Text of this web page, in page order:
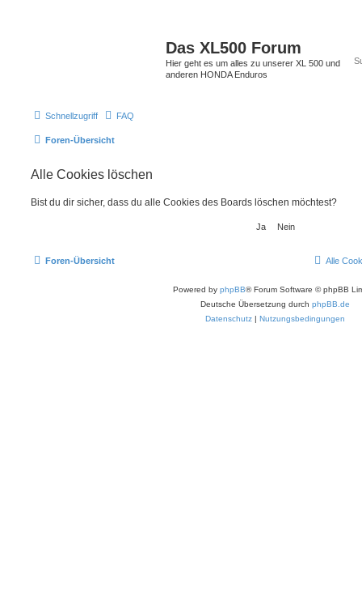
Das XL500 Forum
Hier geht es um alles zu unserer XL 500 und
anderen HONDA Enduros
Schnellzugriff FAQ
Foren-Übersicht
Alle Cookies löschen
Bist du dir sicher, dass du alle Cookies des Boards löschen möchtest?
Foren-Übersicht Alle
Powered by phpBB® Forum Software © phpBB
Deutsche Übersetzung durch phpBB.de
Datenschutz | Nutzungsbedingungen